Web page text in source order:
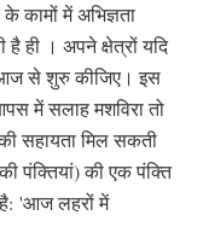
कामों में अभिज्ञता
ही । अपने क्षेत्रों यदि
से शुरु कीजिए। इस
में सलाह मशविरा तो
सहायता मिल सकती
पंक्तियां) की एक पंक्ति
'आज लहरों में